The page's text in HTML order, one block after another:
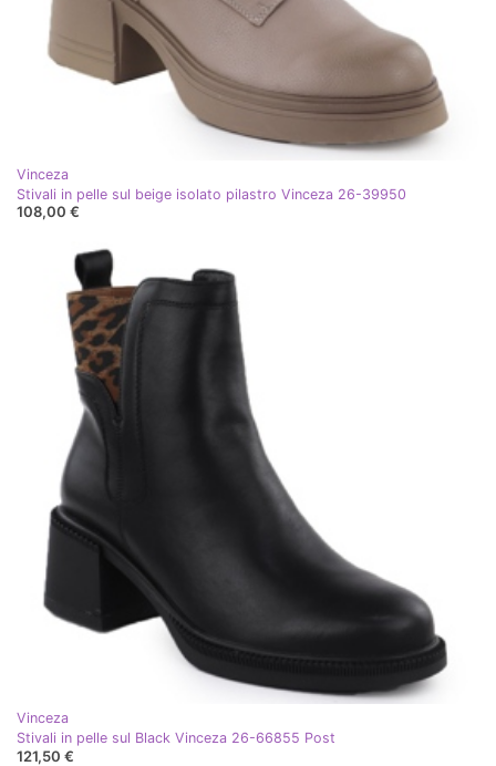
Vinceza
Stivali in pelle sul beige isolato pilastro Vinceza 26-39950
108,00 €
Vinceza
Stivali in pelle sul Black Vinceza 26-66855 Post
121,50 €